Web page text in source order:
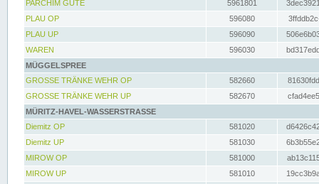
PARCHIM GÜTE
5961801
PLAU OP
596080
PLAU UP
596090
WAREN
596030
MÜGGELSPREE
GROSSE TRÄNKE WEHR OP
582660
GROSSE TRÄNKE WEHR UP
582670
MÜRITZ-HAVEL-WASSERSTRASSE
Diemitz OP
581020
Diemitz UP
581030
MIROW OP
581000
MIROW UP
581010